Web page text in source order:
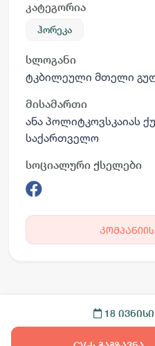
კატეგორია
ჰორეკა
სლოგანი
ტკბილეული მთელი
მისამართი
ანა პოლიტკოვსკაიას
საქართველო
სოციალური ქსელები
18 ივნისი